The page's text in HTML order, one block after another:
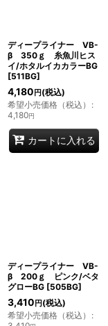
ディープライナー VB-
β 350ｇ 糸魚川ヒス
イ/ホタルイカカラーBG
[511BG]
4,180 円 (税込)
希望小売価格（税込） :
4,180円
カートに入れる
ディープライナー VB-
β 200ｇ ピンク/ベタ
グローBG [505BG]
3,410 円 (税込)
希望小売価格（税込） :